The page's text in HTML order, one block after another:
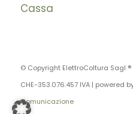
Cassa
© Copyright ElettroColtura Sagl
CHE-353.076.457 IVA | powered
Comunicazione